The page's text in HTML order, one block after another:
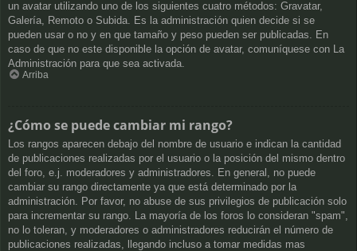
un avatar utilizando uno de los siguientes cuatro métodos: Gravatar,
Galería, Remoto o Subida. Es la administración quien decide si se
pueden usar o no y en que tamaño y peso pueden ser publicadas. En
caso de que no este disponible la opción de avatar, comuníquese con La
Administración para que sea activada.
Arriba
¿Cómo se puede cambiar mi rango?
Los rangos aparecen debajo del nombre de usuario e indican la cantidad
de publicaciones realizadas por el usuario o la posición del mismo dentro
del foro, e.j. moderadores y administradores. En general, no puede
cambiar su rango directamente ya que está determinado por la
administración. Por favor, no abuse de sus privilegios de publicación solo
para incrementar su rango. La mayoría de los foros lo consideran "spam",
no lo toleran, y moderadores o administradores reducirán el número de
publicaciones realizadas, llegando incluso a tomar medidas mas